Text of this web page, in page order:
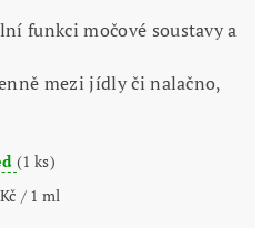
funkci močové soustavy a
mezi jídly či nalačno,
(1 ks)
/ 1 ml